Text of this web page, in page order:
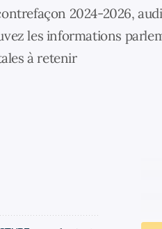
2024-2026,
les informations
à retenir